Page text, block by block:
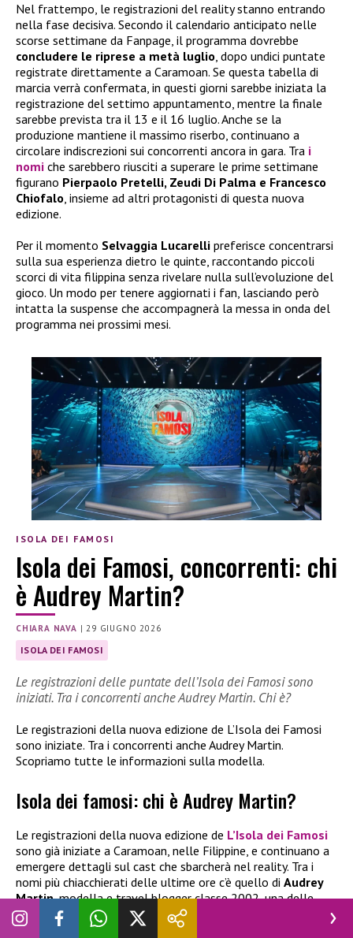
Nel frattempo, le registrazioni del reality stanno entrando
nella fase decisiva. Secondo il calendario anticipato nelle
scorse settimane da Fanpage, il programma dovrebbe
concludere le riprese a metà luglio, dopo undici puntate
registrate direttamente a Caramoan. Se questa tabella di
marcia verrà confermata, in questi giorni sarebbe iniziata la
registrazione del settimo appuntamento, mentre la finale
sarebbe prevista tra il 13 e il 16 luglio. Anche se la
produzione mantiene il massimo riserbo, continuano a
circolare indiscrezioni sui concorrenti ancora in gara. Tra i
nomi che sarebbero riusciti a superare le prime settimane
figurano Pierpaolo Pretelli, Zeudi Di Palma e Francesco
Chiofalo, insieme ad altri protagonisti di questa nuova
edizione.
Per il momento Selvaggia Lucarelli preferisce concentrarsi
sulla sua esperienza dietro le quinte, raccontando piccoli
scorci di vita filippina senza rivelare nulla sull’evoluzione del
gioco. Un modo per tenere aggiornati i fan, lasciando però
intatta la suspense che accompagnerà la messa in onda del
programma nei prossimi mesi.
ISOLA DEI FAMOSI
Isola dei Famosi, concorrenti: chi
è Audrey Martin?
CHIARA NAVA |29 GIUGNO 2026
ISOLA DEI FAMOSI
Le registrazioni delle puntate dell’Isola dei Famosi sono
iniziati. Tra i concorrenti anche Audrey Martin. Chi è?
Le registrazioni della nuova edizione de L’Isola dei Famosi
sono iniziate. Tra i concorrenti anche Audrey Martin.
Scopriamo tutte le informazioni sulla modella.
Isola dei famosi: chi è Audrey Martin?
Le registrazioni della nuova edizione de L’Isola dei Famosi
sono già iniziate a Caramoan, nelle Filippine, e continuano a
emergere dettagli sul cast che sbarcherà nel reality. Tra i
nomi più chiacchierati delle ultime ore c’è quello di Audrey
Martin, modella e travel blogger classe 2002, una delle
concorrenti meno conosciute dal grande pubblico ma
destinata a incuriosire gli appassionati del programma. Il suo